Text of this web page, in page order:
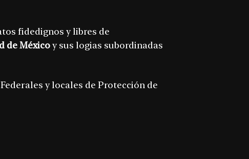
fidedignos y libres de
de Méxicoy sus logias subordinadas
y locales de Protección de